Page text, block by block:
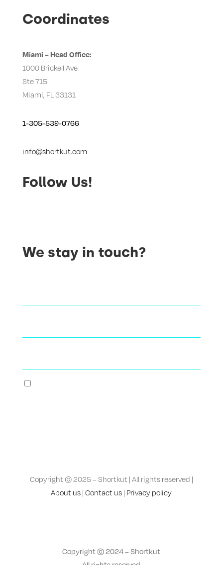
Coordinates
Miami – Head Office:
1000 Brickell Ave
Ste 715
Miami, FL 33131
1-305-539-0766
info@shortkut.com
Follow Us!
We stay in touch?
Copyright © 2025 – Shortkut | All rights reserved |
About us |Contact us | Privacy policy
Copyright © 2024 – Shortkut